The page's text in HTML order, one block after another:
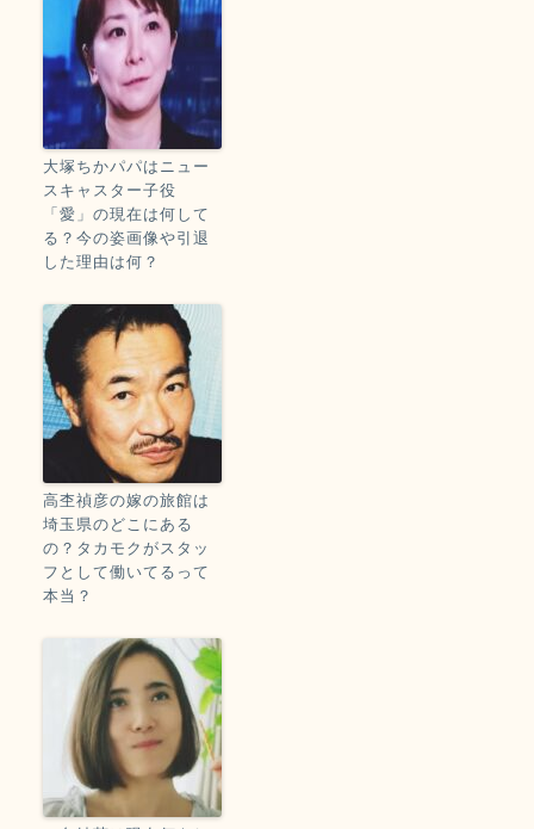
大塚ちかパパはニュー
スキャスター子役
「愛」の現在は何して
る？今の姿画像や引退
した理由は何？
高杢禎彦の嫁の旅館は
埼玉県のどこにある
の？タカモクがスタッ
フとして働いてるって
本当？